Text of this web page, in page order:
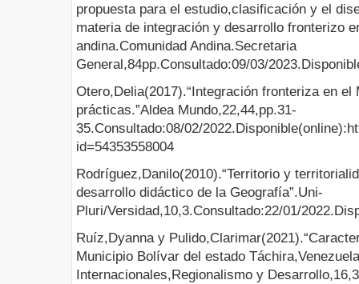
propuesta para el estudio,clasificación y el
materia de integración y desarrollo fronterizo
andina.Comunidad Andina.Secretaria
General,84pp.Consultado:09/03/
Otero,Delia(2017).“Integración fronteriza en
prácticas.”Aldea Mundo,22,44,pp.31-
35.Consultado:08/02/
id=54353558004
Rodríguez,Danilo(2010).“Territorio y
desarrollo didáctico de la Geografía”.Uni-
Pluri/Versidad,10,3.Consultado:22/01/
Ruíz,Dyanna y
Municipio Bolívar del estado
Internacionales,Regionalismo y